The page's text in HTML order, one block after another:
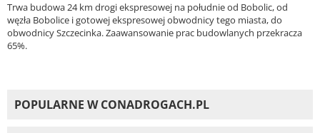
Trwa budowa 24 km drogi ekspresowej na południe od Bobolic, od
węzła Bobolice i gotowej ekspresowej obwodnicy tego miasta, do
obwodnicy Szczecinka. Zaawansowanie prac budowlanych przekracza
65%.
POPULARNE W CONADROGACH.PL